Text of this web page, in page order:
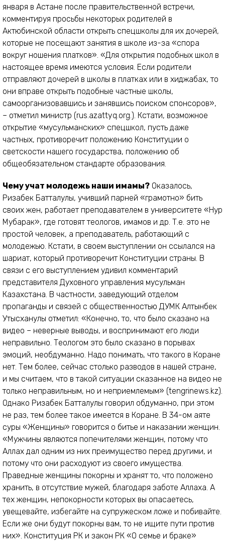
января в Астане после правительственной встречи,
комментируя просьбы некоторых родителей в
Актюбинской области открыть спецшколы для их дочерей,
которые не посещают занятия в школе из-за «спора
вокруг ношения платков». «Для открытия подобных школ в
настоящее время имеются условия. Если родители
отправляют дочерей в школы в платках или в хиджабах, то
они вправе открыть подобные частные школы,
самоорганизовавшись и занявшись поиском спонсоров»,
– отметил министр (rus.azattyq.org.). Кстати, возможное
открытие «мусульманских» спецшкол, пусть даже
частных, противоречит положению Конституции о
светскости нашего государства, положению об
общеобязательном стандарте образования.
Чему учат молодежь наши имамы? Оказалось,
Ризабек Батталулы, учивший парней «грамотно» бить
своих жен, работает преподавателем в университете «Нур
Мубарак», где готовят теологов, имамов и др. Т.е. это не
простой человек, а преподаватель, работающий с
молодежью. Кстати, в своем выступлении он ссылался на
шариат, который противоречит Конституции страны. В
связи с его выступлением удивил комментарий
представителя Духовного управления мусульман
Казахстана. В частности, заведующий отделом
пропаганды и связей с общественностью ДУМК Алтынбек
Утысханулы отметил: «Конечно, то, что было сказано на
видео – неверные выводы, и воспринимают его люди
неправильно. Теологом это было сказано в порывах
эмоций, необдуманно. Надо понимать, что такого в Коране
нет. Тем более, сейчас столько разводов в нашей стране,
и мы считаем, что в такой ситуации сказанное на видео не
только неправильным, но и неприемлемым» (tengrinews.kz).
Однако Ризабек Батталулы говорил обдуманно, при этом
не раз, тем более такое имеется в Коране. В 34-ом аяте
суры «Женщины» говорится о битье и наказании женщин.
«Мужчины являются попечителями женщин, потому что
Аллах дал одним из них преимущество перед другими, и
потому что они расходуют из своего имущества.
Праведные женщины покорны и хранят то, что положено
хранить, в отсутствие мужей, благодаря заботе Аллаха. А
тех женщин, непокорности которых вы опасаетесь,
увещевайте, избегайте на супружеском ложе и побивайте.
Если же они будут покорны вам, то не ищите пути против
них». Конституция РК и закон РК «О семье и браке»